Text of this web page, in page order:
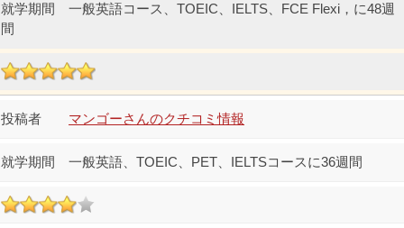
一般英語コース、TOEIC、IELTS、FCE Flexi，に48週
間
マンゴーさんのクチコミ情報
一般英語、TOEIC、PET、IELTSコースに36週間